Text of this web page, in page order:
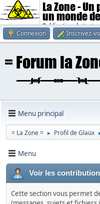
La Zone -
un monde
Publication de
Connexion
Inscrivez-
Menu principal
= La Zone = ► Profil de Glaüx
Menu
Voir les
Cette section vous permet